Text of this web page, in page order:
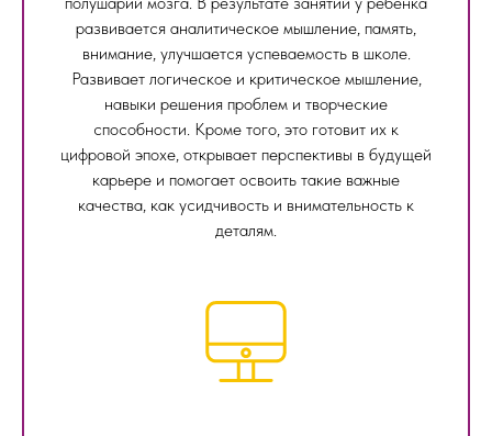
развивается аналитическое мышление, память,
внимание, улучшается успеваемость в школе.
Развивает логическое и критическое мышление,
навыки решения проблем и творческие
способности. Кроме того, это готовит их к
цифровой эпохе, открывает перспективы в будущей
карьере и помогает освоить такие важные
качества, как усидчивость и внимательность к
деталям.